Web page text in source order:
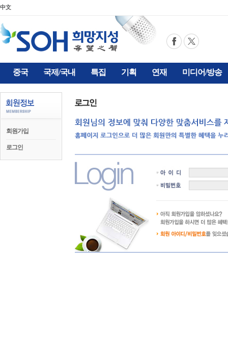
中文
중국 국제/국내 특집 기획 연재 미디어/방송
회원가입
로그인